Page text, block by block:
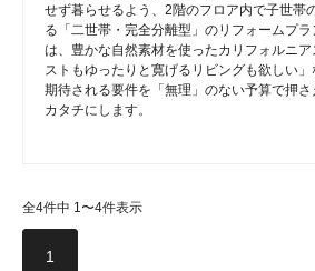
せず暮らせるよう、2階のフロア内で子世帯
る「二世帯・完全分離型」のリフォームプ
は、豊かな自然素材を使ったカリフォルニ
ストもゆったりと寛げるリビングも欲しい
期待される要件を「無理」のない予算で押
カタチにします。
全4件中 1〜4件表示
1